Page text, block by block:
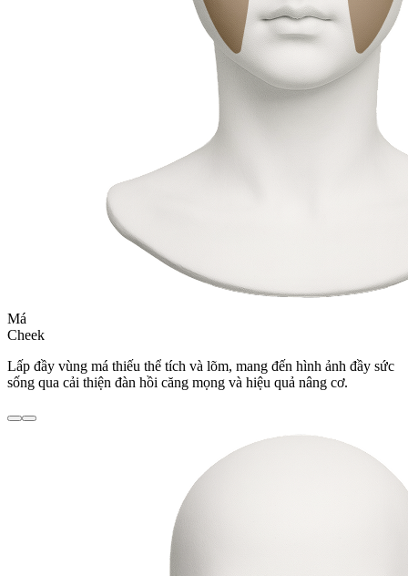
Má
Cheek
Lấp đầy vùng má thiếu thể tích và lõm, mang đến hình ảnh đầy sức
sống qua cải thiện đàn hồi căng mọng và hiệu quả nâng cơ.